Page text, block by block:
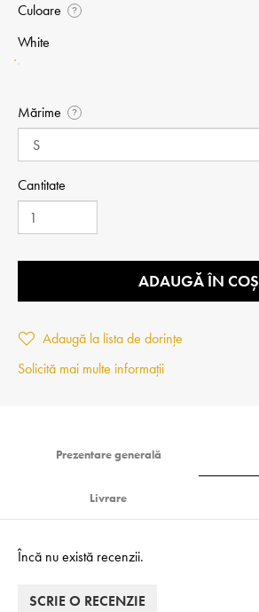
Culoare ?
White
Mărime ?
Cantitate
ADAUGĂ ÎN COȘ
Adaugă la lista de dorințe
Solicită mai multe informații
Prezentare generală
Livrare
Încă nu există recenzii.
SCRIE O RECENZIE